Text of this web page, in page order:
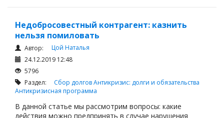
Недобросовестный контрагент: казнить
нельзя помиловать
Автор:
Цой Наталья
24.12.2019 12:48
5796
Раздел: Сбор долговАнтикризис: долги и обязательства
Антикризисная программа
В данной статье мы рассмотрим вопросы: какие
действия можно предпринять в случае нарушения